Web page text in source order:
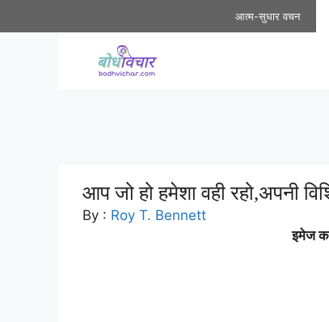
to
आत्म-सुधार वचन
आप जो हो हमेशा वही रहो,अपनी
By : Roy T. Bennett
इमेज